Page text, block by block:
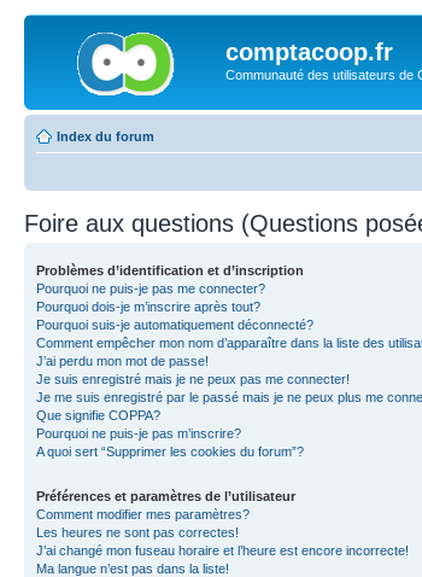
comptacoop.fr
Communauté des utilisateurs de
Index du forum
Foire aux questions (Questions
Problèmes d’identification et d’inscription
Pourquoi ne puis-je pas me connecter?
Pourquoi dois-je m’inscrire après tout?
Pourquoi suis-je automatiquement déconnecté?
Comment empêcher mon nom d’apparaître dans la liste des
J’ai perdu mon mot de passe!
Je suis enregistré mais je ne peux pas me connecter!
Je me suis enregistré par le passé mais je ne peux plus me
Que signifie COPPA?
Pourquoi ne puis-je pas m’inscrire?
A quoi sert “Supprimer les cookies du forum”?
Préférences et paramètres de l’utilisateur
Comment modifier mes paramètres?
Les heures ne sont pas correctes!
J’ai changé mon fuseau horaire et l’heure est encore incorrecte!
Ma langue n’est pas dans la liste!